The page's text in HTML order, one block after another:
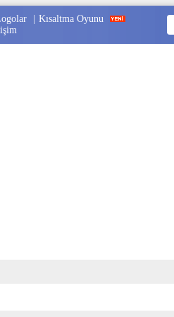
Kısaltma Oyunu